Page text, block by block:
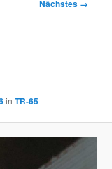
Nächstes →
inTR-65